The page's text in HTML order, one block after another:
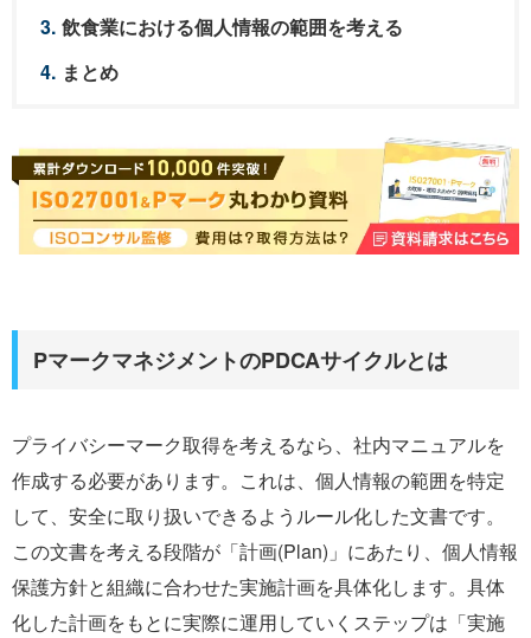
飲食業における個人情報の範囲を考える
まとめ
PマークマネジメントのPDCAサイクルとは
プライバシーマーク取得を考えるなら、社内マニュアルを
作成する必要があります。これは、個人情報の範囲を特定
して、安全に取り扱いできるようルール化した文書です。
この文書を考える段階が「計画(Plan)」にあたり、個人情報
保護方針と組織に合わせた実施計画を具体化します。具体
化した計画をもとに実際に運用していくステップは「実施